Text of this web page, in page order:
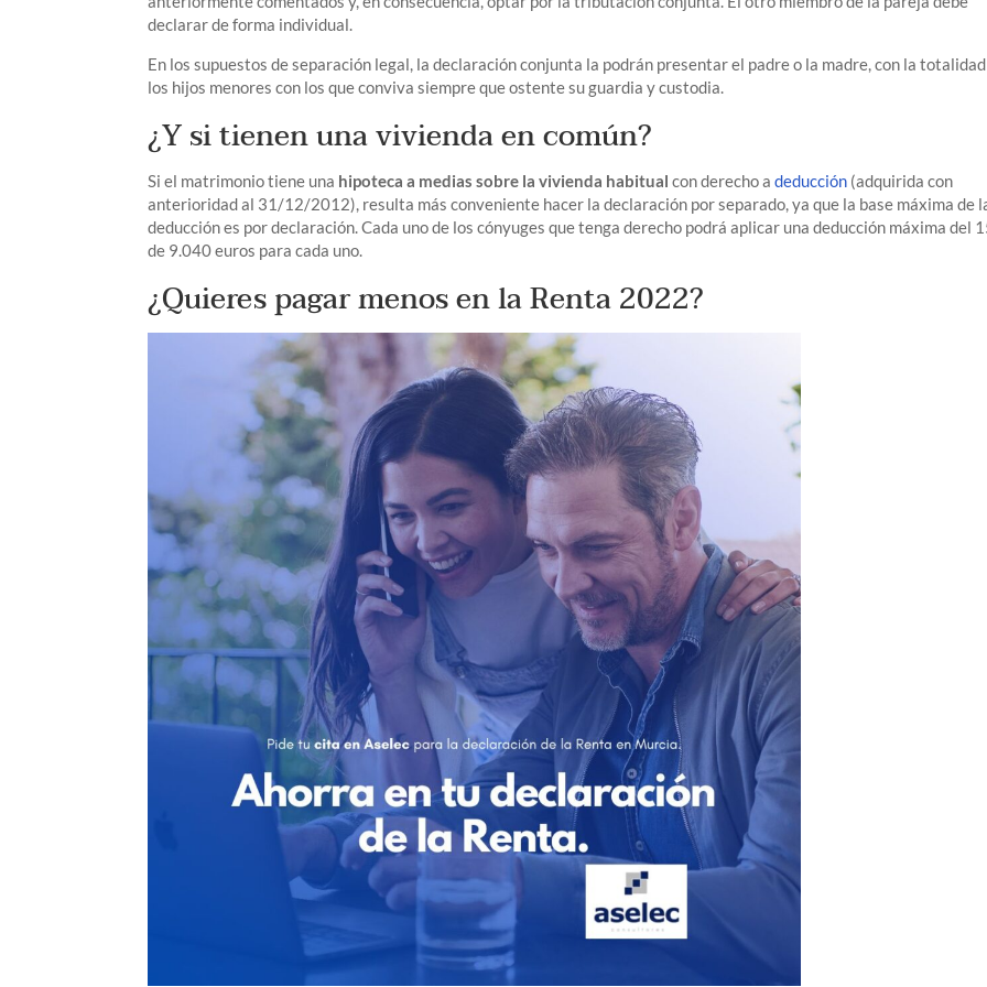
declarar de forma individual.
En los supuestos de separación legal, la declaración conjunta la podrán presentar el padre o la madre, con la
los hijos menores con los que conviva siempre que ostente su guardia y custodia.
¿Y si tienen una vivienda en común?
Si el matrimonio tiene una hipoteca a medias sobre la vivienda habitual con derecho adeducción (adquirida con
anterioridad al 31/12/2012), resulta más conveniente hacer la declaración por separado, ya que la base máxima de
deducción es por declaración. Cada uno de los cónyuges que tenga derecho podrá aplicar una deducción máxima del
de 9.040 euros para cada uno.
¿Quieres pagar menos en la Renta 2022?